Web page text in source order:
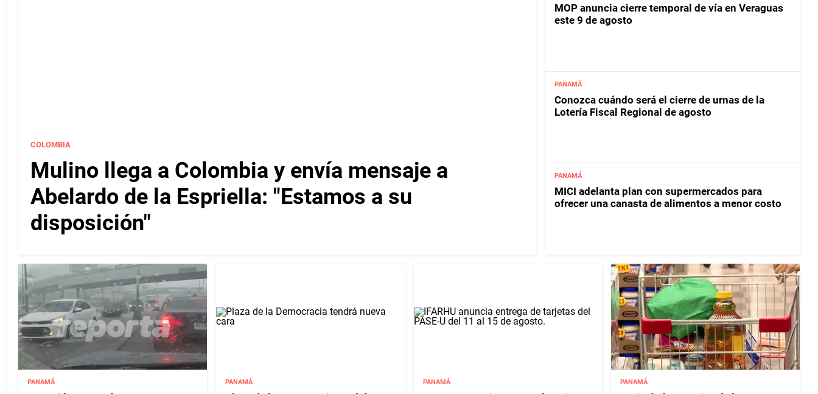
COLOMBIA
Mulino llega a Colombia y envía mensaje a
Abelardo de la Espriella: "Estamos a su
disposición"
MOP anuncia cierre temporal de vía en Veraguas
este 9 de agosto
PANAMÁ
Conozca cuándo será el cierre de urnas de la
Lotería Fiscal Regional de agosto
PANAMÁ
MICI adelanta plan con supermercados para
ofrecer una canasta de alimentos a menor costo
PANAMÁ PANAMÁ PANAMÁ PANAMÁ